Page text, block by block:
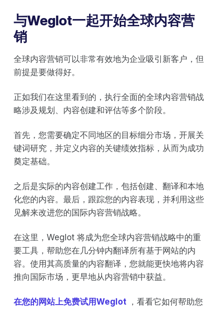
与Weglot一起开始全球内容营
销
全球内容营销可以非常有效地为企业吸引新客户，但
前提是要做得好。
正如我们在这里看到的，执行全面的全球内容营销战
略涉及规划、内容创建和评估等多个阶段。
首先，您需要确定不同地区的目标细分市场，开展关
键词研究，并定义内容的关键绩效指标，从而为成功
奠定基础。
之后是实际的内容创建工作，包括创建、翻译和本地
化您的内容。最后，跟踪您的内容表现，并利用这些
见解来改进您的国际内容营销战略。
在这里，Weglot 将成为您全球内容营销战略中的重
要工具，帮助您在几分钟内翻译所有基于网站的内
容。使用其高质量的内容翻译，您就能更快地将内容
推向国际市场，更早地从内容营销中获益。
在您的网站上免费试用Weglot ，看看它如何帮助您